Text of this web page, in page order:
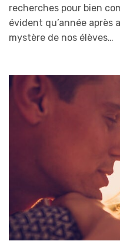
recherches pour bien
évident qu’année après
mystère de nos élèves…